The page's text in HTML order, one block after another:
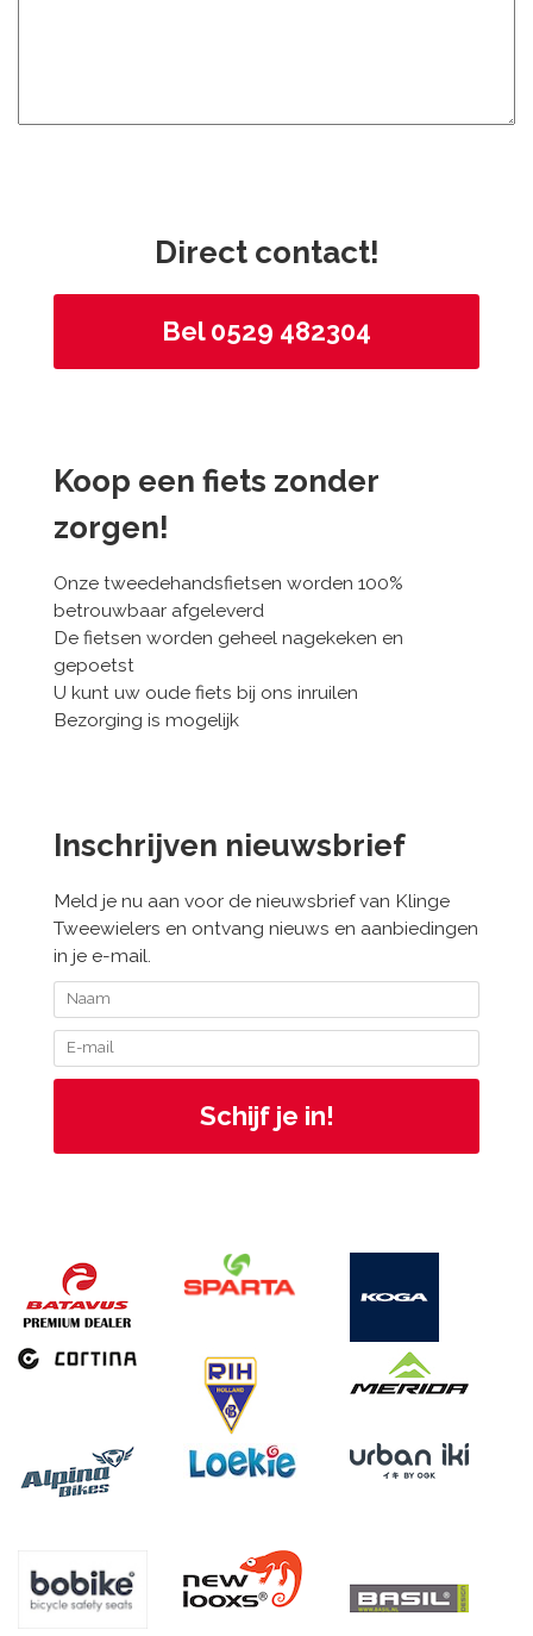
Direct contact!
Bel 0529 482304
Koop een fiets zonder
zorgen!
Onze tweedehandsfietsen worden 100%
betrouwbaar afgeleverd
De fietsen worden geheel nagekeken en
gepoetst
U kunt uw oude fiets bij ons inruilen
Bezorging is mogelijk
Inschrijven nieuwsbrief
Meld je nu aan voor de nieuwsbrief van Klinge
Tweewielers en ontvang nieuws en aanbiedingen
in je e-mail.